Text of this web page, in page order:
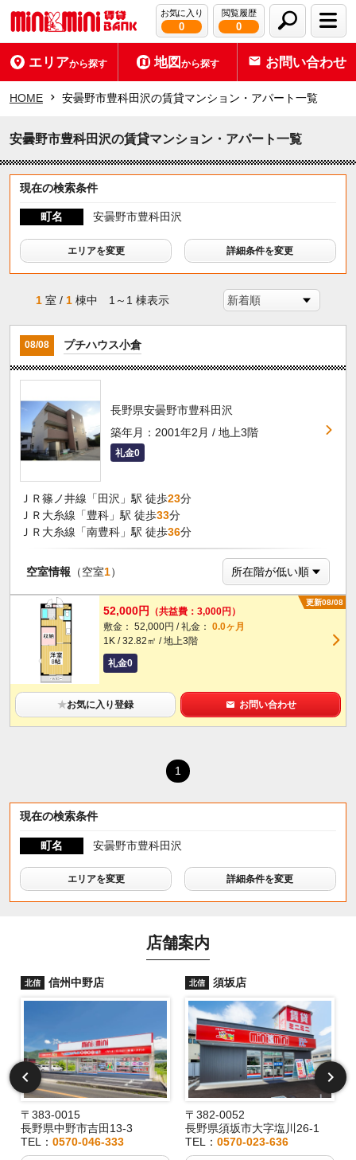
お気に入り
0
閲覧履歴
0
エリアから探す 地図から探す お問い合わせ
HOME 安曇野市豊科田沢の賃貸マンション・アパート一覧
安曇野市豊科田沢の賃貸マンション・アパート一覧
現在の検索条件
町名 安曇野市豊科田沢
エリアを変更 詳細条件を変更
1 室 / 1 棟中 1～1 棟表示
08/08 プチハウス小倉
長野県安曇野市豊科田沢
築年月：2001年2月 / 地上3階
礼金0
ＪＲ篠ノ井線「田沢」駅 徒歩23分
ＪＲ大糸線「豊科」駅 徒歩33分
ＪＲ大糸線「南豊科」駅 徒歩36分
空室情報 （空室1）
更新08/08
52,000円
（共益費：3,000円）
敷金： 52,000円 / 礼金： 0.0ヶ月
1K / 32.82㎡ / 地上3階
礼金0
★お気に入り登録 お問い合わせ
1
現在の検索条件
町名 安曇野市豊科田沢
エリアを変更 詳細条件を変更
店舗案内
北信 信州中野店
〒383-0015
長野県中野市吉田13-3
TEL： 0570-046-333
北信 須坂店
〒382-0052
長野県須坂市大字塩川26-1
TEL：0570-023-636